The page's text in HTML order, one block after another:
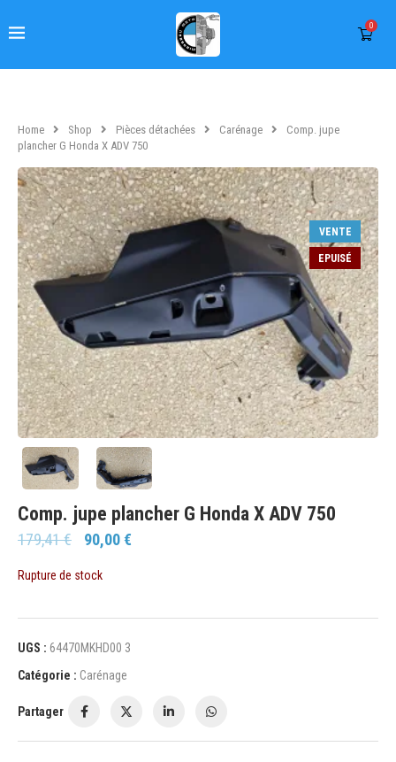
0
Home Shop Pièces détachées Carénage
Comp. jupe
plancher G Honda X ADV 750
VENTE
EPUISÉ
Comp. jupe plancher G Honda X ADV 750
179,41€ 90,00€
Rupture de stock
UGS : 64470MKHD00 3
Catégorie : Carénage
Partager